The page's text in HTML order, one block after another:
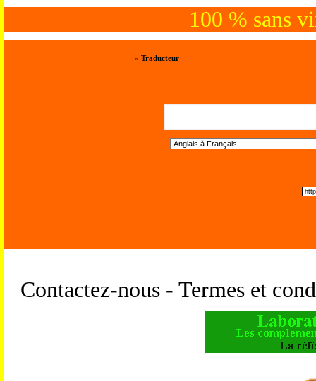
100 % sans
» Traducteur
Contactez-nous - Termes et